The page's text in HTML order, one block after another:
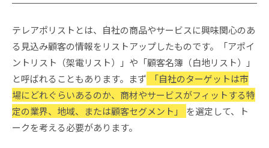
テレアポリストとは、自社の商品やサービスに興味関心のあ
る見込み顧客の情報をリストアップしたものです。「アポイ
ントリスト（架電リスト）」や「顧客名簿（白地リスト）」
と呼ばれることもあります。まず
「自社のターゲットは市
場にどれぐらいあるのか、商材やサービスがフィットする特
定の業界、地域、または顧客セグメント」
を選定して、ト
ークを考える必要があります。